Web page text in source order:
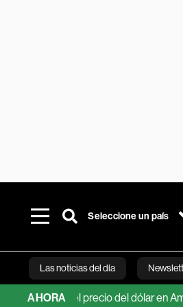
Seleccione un país
Las noticias del día
AHORA
del precio del dólar en América